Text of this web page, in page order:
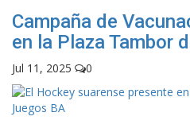
Campaña de
en la Plaza Tambor
Jul 11, 2025 0